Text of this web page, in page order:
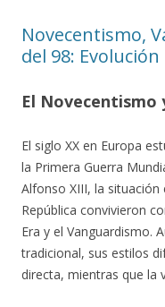
Novecentismo,
del 98:
El Novecentismo
El siglo XX en Europa
la Primera Guerra
Alfonso XIII, la situación
República convivieron
Era y el Vanguardismo.
tradicional, sus estilos
directa, mientras que la